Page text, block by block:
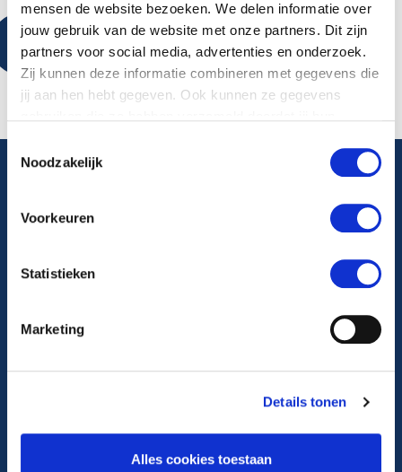
mensen de website bezoeken. We delen informatie over
jouw gebruik van de website met onze partners. Dit zijn
partners voor social media, advertenties en onderzoek.
Zij kunnen deze informatie combineren met gegevens die
jij aan hen hebt gegeven. Ook kunnen ze gegevens
Toestemmingsselectie
Noodzakelijk
Voorkeuren
Statistieken
Marketing
Details tonen
Alles cookies toestaan
Accepteer marketingcookiesom de video te bekijken
Ga naar Facebook